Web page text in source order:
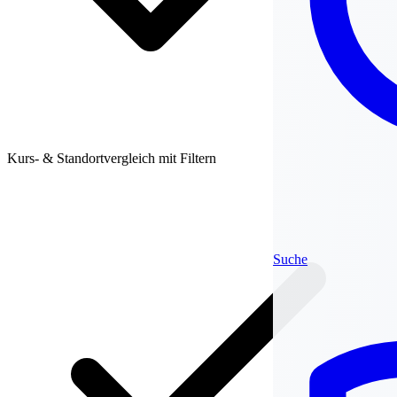
Suche
Kurs- & Standortvergleich mit Filtern